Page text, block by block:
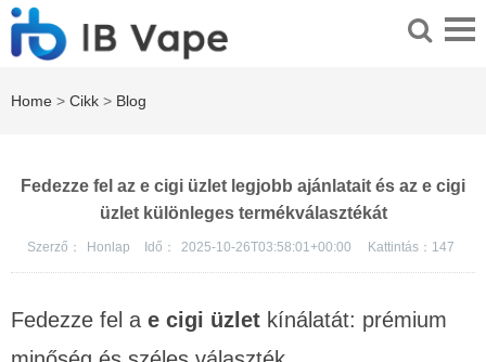
Home > Cikk > Blog
Fedezze fel az e cigi üzlet legjobb ajánlatait és az e cigi
üzlet különleges termékválasztékát
Szerző： Honlap Idő： 2025-10-26T03:58:01+00:00 Kattintás： 147
Fedezze fel a e cigi üzlet kínálatát: prémium